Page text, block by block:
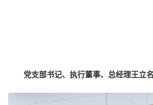
党支部书记、执行董事、总经理王立